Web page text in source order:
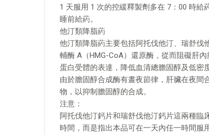
1 天服用 1 次的控緩釋製劑多在 7：00 時
睡前給葯。
他汀類降脂葯
他汀類降脂葯主要包括阿托伐他汀、瑞舒伐
輔酶 A（HMG-CoA）還原酶，從而阻礙肝
蛋白受體的表達，降低血清總膽固醇及低密
由於膽固醇合成酶有晝夜節律，肝臟在夜
物，以抑制膽固醇的合成。
注意：
阿托伐他汀鈣片和瑞舒伐他汀鈣片這兩種
時間，而是指出本品可在一天內任一時間